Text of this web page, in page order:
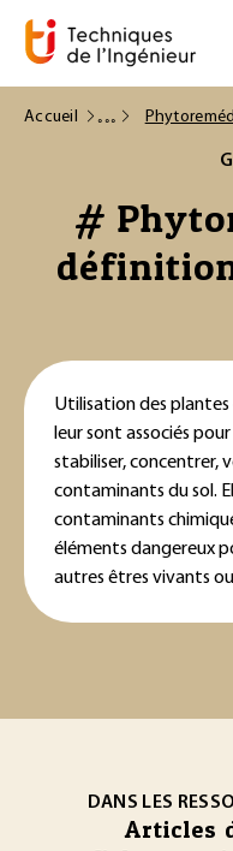
Accueil
#
Utilisation des
leur sont associés
stabiliser, concentrer,
contaminants du sol.
contaminants
éléments dangereux
autres êtres vivants
DANS LES
Articles